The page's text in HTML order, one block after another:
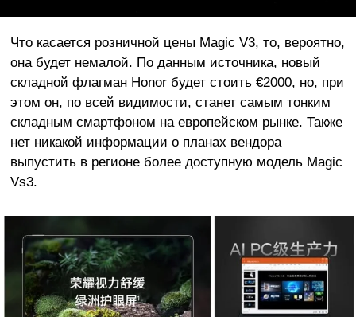
Что касается розничной цены Magic V3, то, вероятно,
она будет немалой. По данным источника, новый
складной флагман Honor будет стоить €2000, но, при
этом он, по всей видимости, станет самым тонким
складным смартфоном на европейском рынке. Также
нет никакой информации о планах вендора
выпустить в регионе более доступную модель Magic
Vs3.